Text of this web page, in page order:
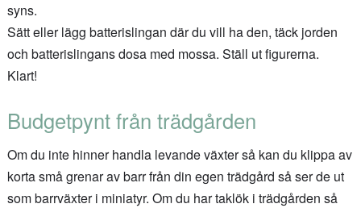
syns.
Sätt eller lägg batterislingan där du vill ha den, täck jorden
och batterislingans dosa med mossa. Ställ ut figurerna.
Klart!
Budgetpynt från trädgården
Om du inte hinner handla levande växter så kan du klippa av
korta små grenar av barr från din egen trädgård så ser de ut
som barrväxter i miniatyr. Om du har taklök i trädgården så